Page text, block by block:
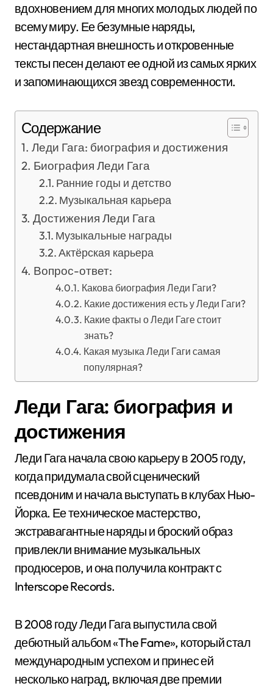
вдохновением для многих молодых людей по
всему миру. Ее безумные наряды,
нестандартная внешность и откровенные
тексты песен делают ее одной из самых ярких
и запоминающихся звезд современности.
Содержание
Леди Гага: биография и достижения
Биография Леди Гага
Ранние годы и детство
Музыкальная карьера
Достижения Леди Гага
Музыкальные награды
Актёрская карьера
Вопрос-ответ:
Какова биография Леди Гаги?
Какие достижения есть у Леди Гаги?
Какие факты о Леди Гаге стоит
знать?
Какая музыка Леди Гаги самая
популярная?
Леди Гага: биография и
достижения
Леди Гага начала свою карьеру в 2005 году,
когда придумала свой сценический
псевдоним и начала выступать в клубах Нью-
Йорка. Ее техническое мастерство,
экстравагантные наряды и броский образ
привлекли внимание музыкальных
продюсеров, и она получила контракт с
Interscope Records.
В 2008 году Леди Гага выпустила свой
дебютный альбом «The Fame», который стал
международным успехом и принес ей
несколько наград, включая две премии